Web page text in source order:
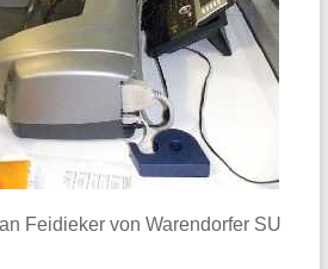
Feidieker von Warendorfer SU